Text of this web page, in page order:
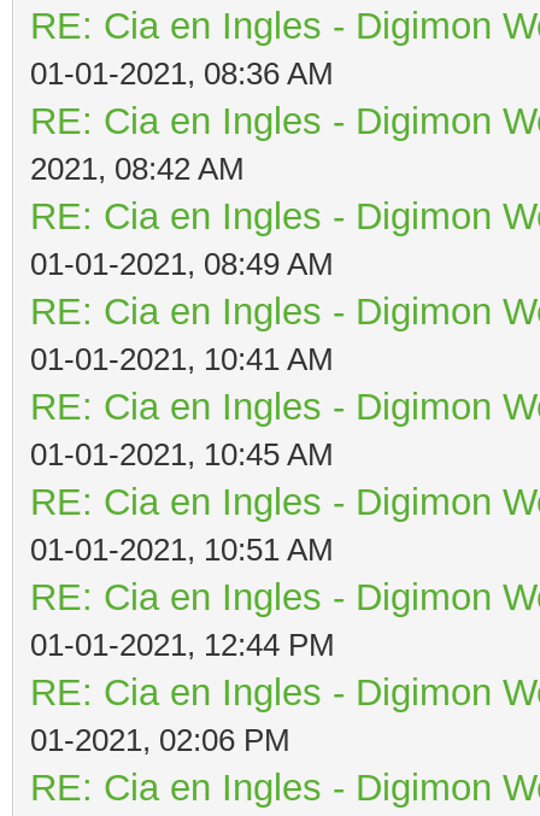
RE: Cia en Ingles - Digimon
01-01-2021, 08:36 AM
RE: Cia en Ingles - Digimon
2021, 08:42 AM
RE: Cia en Ingles - Digimon
01-01-2021, 08:49 AM
RE: Cia en Ingles - Digimon
01-01-2021, 10:41 AM
RE: Cia en Ingles - Digimon
01-01-2021, 10:45 AM
RE: Cia en Ingles - Digimon
01-01-2021, 10:51 AM
RE: Cia en Ingles - Digimon
01-01-2021, 12:44 PM
RE: Cia en Ingles - Digimon
01-2021, 02:06 PM
RE: Cia en Ingles - Digimon